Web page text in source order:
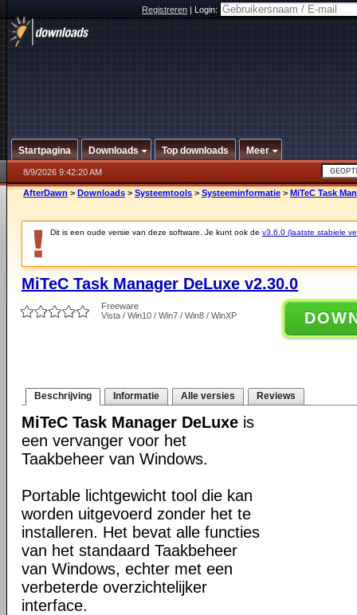
Registreren|Login:
Startpagina Downloads Top downloads Meer
8/9/2026 9:42:20 AM
AfterDawn > Downloads > Systeemtools > Systeeminformatie > MiTeC Task
Dit is een oude versie van deze software. Je kunt ook de v3.6.0 (laatste stabiele
MiTeC Task Manager DeLuxe v2.30.0
Freeware
Vista / Win10 / Win7 / Win8 / WinXP
Beschrijving Informatie Alle versies Reviews
MiTeC Task Manager DeLuxe is
een vervanger voor het
Taakbeheer van Windows.
Portable lichtgewicht tool die kan
worden uitgevoerd zonder het te
installeren. Het bevat alle functies
van het standaard Taakbeheer
van Windows, echter met een
verbeterde overzichtelijker
interface.